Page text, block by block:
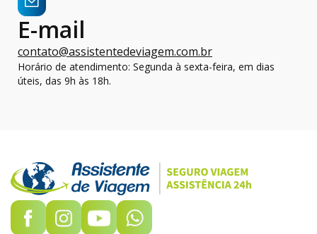
E-mail
contato@assistentedeviagem.com.br
Horário de atendimento: Segunda à sexta-feira, em dias
úteis, das 9h às 18h.